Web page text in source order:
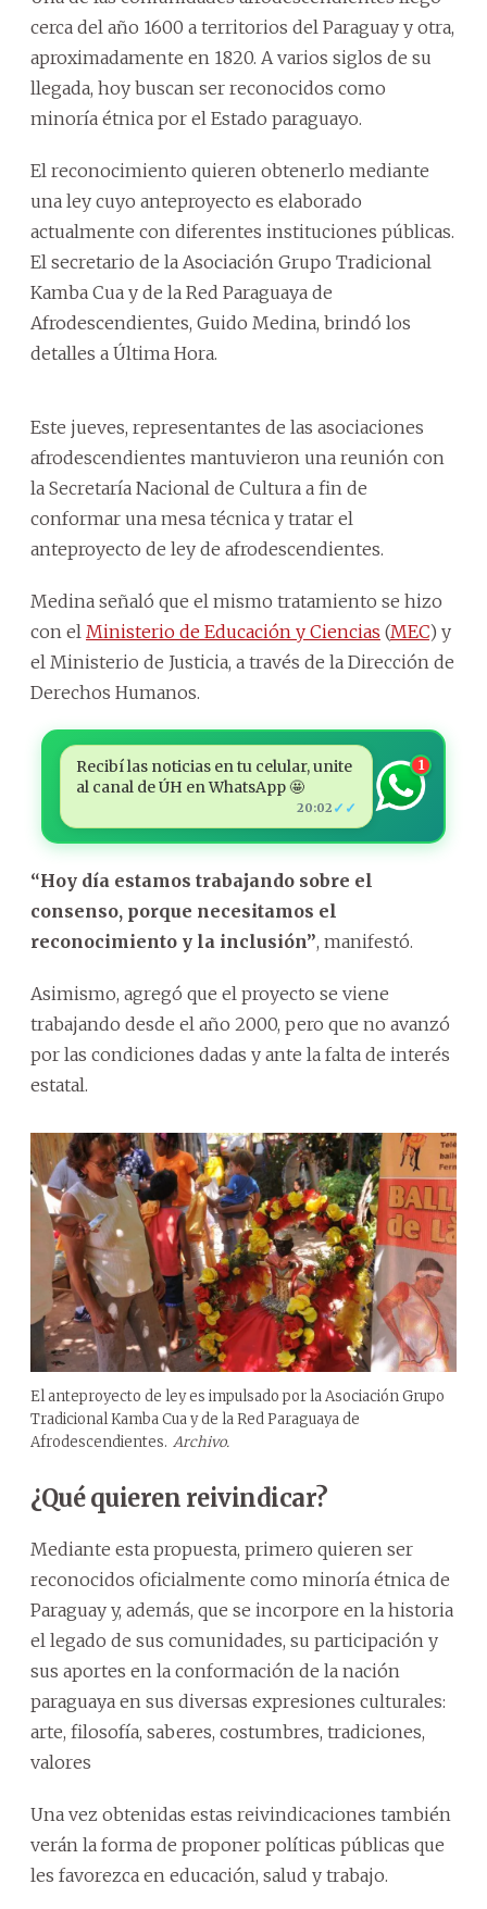
cerca del año 1600 a territorios del Paraguay y otra,
aproximadamente en 1820. A varios siglos de su
llegada, hoy buscan ser reconocidos como
minoría étnica por el Estado paraguayo.
El reconocimiento quieren obtenerlo mediante
una ley cuyo anteproyecto es elaborado
actualmente con diferentes instituciones públicas.
El secretario de la Asociación Grupo Tradicional
Kamba Cua y de la Red Paraguaya de
Afrodescendientes, Guido Medina, brindó los
detalles a Última Hora.
Este jueves, representantes de las asociaciones
afrodescendientes mantuvieron una reunión con
la Secretaría Nacional de Cultura a fin de
conformar una mesa técnica y tratar el
anteproyecto de ley de afrodescendientes.
Medina señaló que el mismo tratamiento se hizo
con el Ministerio de Educación y Ciencias (MEC) y
el Ministerio de Justicia, a través de la Dirección de
Derechos Humanos.
Recibí las noticias en tu celular, unite
al canal de ÚH en WhatsApp 🤩
20:02 ✓✓
1
“Hoy día estamos trabajando sobre el
consenso, porque necesitamos el
reconocimiento y la inclusión”, manifestó.
Asimismo, agregó que el proyecto se viene
trabajando desde el año 2000, pero que no avanzó
por las condiciones dadas y ante la falta de interés
estatal.
El anteproyecto de ley es impulsado por la Asociación Grupo
Tradicional Kamba Cua y de la Red Paraguaya de
Afrodescendientes. Archivo.
¿Qué quieren reivindicar?
Mediante esta propuesta, primero quieren ser
reconocidos oficialmente como minoría étnica de
Paraguay y, además, que se incorpore en la historia
el legado de sus comunidades, su participación y
sus aportes en la conformación de la nación
paraguaya en sus diversas expresiones culturales:
arte, filosofía, saberes, costumbres, tradiciones,
valores
Una vez obtenidas estas reivindicaciones también
verán la forma de proponer políticas públicas que
les favorezca en educación, salud y trabajo.